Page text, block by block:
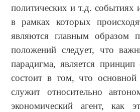
политических и т.д. событиях
в рамках которых
являются главным образом
положений следует, что
парадигма, является
состоит в том, что
служит относительно
экономический агент, как